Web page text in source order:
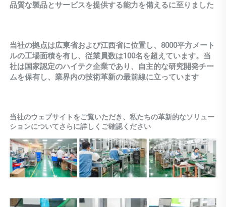
品質な製品とサービスを提供する能力を備えるに至りました
当社の拠点は広東省および江西省に位置し、8000平方メート
ルの工場面積を有し、従業員数は100名を超えています。当
社は国家認定のハイテク企業であり、自主的な研究開発チー
ムを保有し、業界内の技術革新の最前線に立っています
当社のウェブサイトをご覧いただき、私たちの革新的なソリュー
ションについてさらに詳しくご確認ください